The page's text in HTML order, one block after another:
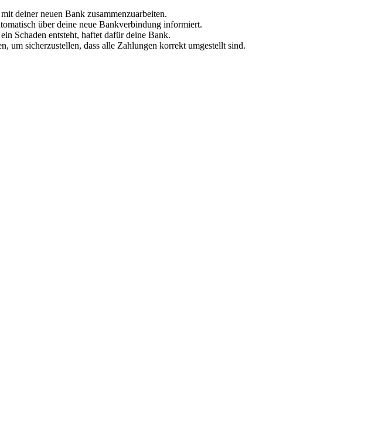
deiner neuen Bank zusammenzuarbeiten.
über deine neue Bankverbindung informiert.
Schaden entsteht, haftet dafür deine Bank.
um sicherzustellen, dass alle Zahlungen korrekt umgestellt sind.